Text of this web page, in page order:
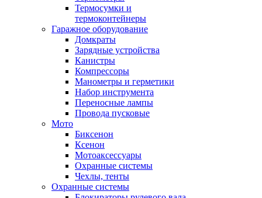
Термосумки и
термоконтейнеры
Гаражное оборудование
Домкраты
Зарядные устройства
Канистры
Компрессоры
Манометры и герметики
Набор инструмента
Переносные лампы
Провода пусковые
Мото
Биксенон
Ксенон
Мотоаксессуары
Охранные системы
Чехлы, тенты
Охранные системы